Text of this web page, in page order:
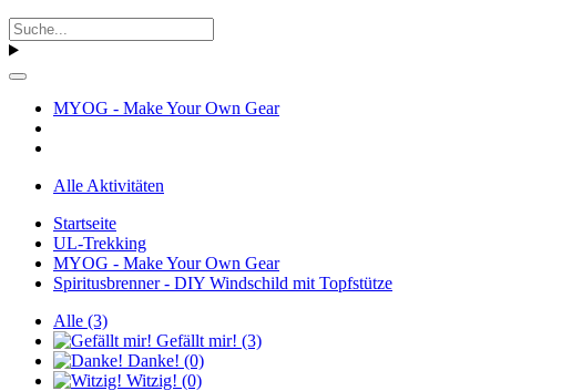
MYOG - Make Your Own Gear
Alle Aktivitäten
Startseite
UL-Trekking
MYOG - Make Your Own Gear
Spiritusbrenner - DIY Windschild mit Topfstütze
Alle (3)
Gefällt mir! (3)
Danke! (0)
Witzig! (0)